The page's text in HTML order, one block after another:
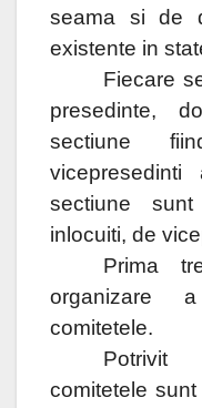
seama si de
existente in
Fiecare
presedinte,
sectiune
sectiune
inlocuiti, de
Prima
organizare
comitetele.
Potrivit
comitetele